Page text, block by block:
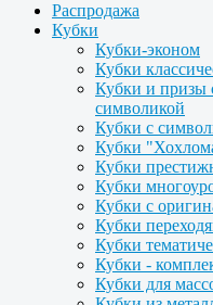
Распродажа
Кубки
Кубки-эконом
Кубки
Кубки и призы
символикой
Кубки с
Кубки
Кубки
Кубки
Кубки с
Кубки
Кубки
Кубки -
Кубки для